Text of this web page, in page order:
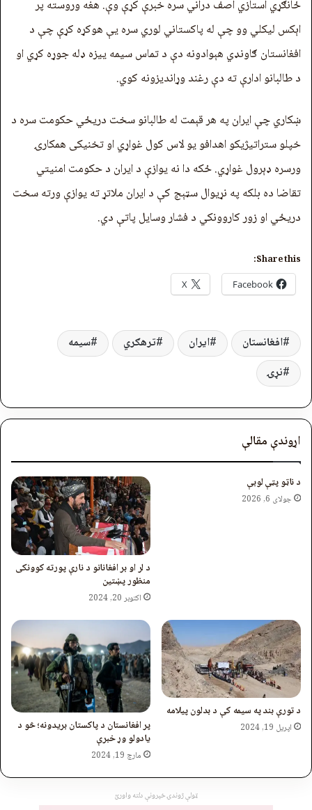
ځانګړي استازي اصف دراني سره خبرې کړې وې. هغه وروسته پر
اېکس ليکلي وو چې له پاکستاني لوري سره يې هوکړه کړې چې د
افغانستان ګاونډي هېوادونه دې د تماس سیمه ییزه ډله جوړه کړي او
د طالبانو ادارې ته دې رغند وړاندیزونه کوي.
ښکاري چې ایران په هر قېمت له طالبانو سخت دریځي حکومت سره د
خپلو ستراتیژیکو اهدافو یو لاس کول غواړي او تخنيکی همکارۍ
ورسره ډېرول غواړي. ځکه دا نه یوازې د ایران د حکومت امنيتي
تقاضا ده بلکه په نړیوال سټېج کې د ایران ملاتړ ته یوازې ورته سخت
دريځي او زور کاروونکي د فشار وسایل پاتې دي.
Share this:
Facebook
X
افغانستان ایران ترهګري
سیمه
نړۍ
اړوندې مقالې
د ناټو پټې لوبې
جولای 6, 2026
د لر او بر افغانانو د نارې پورته کوونکی
منظور پښتین
اکتوبر 20, 2024
د تورې بند په سیمه کې د بدلون پيلامه
اپریل 19, 2024 پر افغانستان د پاکستان بریدونه؛ څو د
یادولو وړ خبرې
مارچ 19, 2024
ټولې ژوندۍ خپرونې دلته واورئ